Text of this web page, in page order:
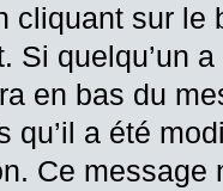
cliquant sur le
Si quelqu’un
en bas du
qu’il a été
Ce message